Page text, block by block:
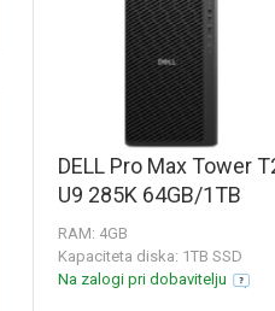
DELL Pro Max Tower
U9 285K 64GB/1TB
RAM: 4GB
Kapaciteta diska: 1TB SSD
Na zalogi pri dobavitelju